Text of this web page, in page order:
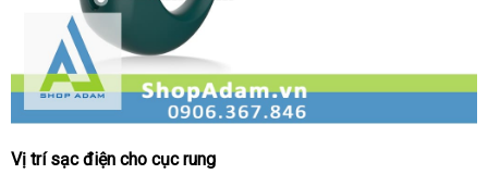
Vòng
Vị trí sạc điện cho cục rung